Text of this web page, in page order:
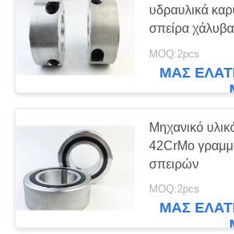
ΕΠΙΣΚΈΨΕΙΣ
ΣΤΟ
ΕΡΓΟΣΤΆΣΙΟ
ΈΛΕΓΧΟΣ
ΠΟΙΌΤΗΤΑΣ
ΕΙΔΉΣΕΙΣ
υδραυλικά
σπείρα χάλυβα
γραμμή
MOQ:2pcs
ΜΑΣ
Μηχανικό
42CrMo
σπειρών
MOQ:2pcs
ΜΑΣ